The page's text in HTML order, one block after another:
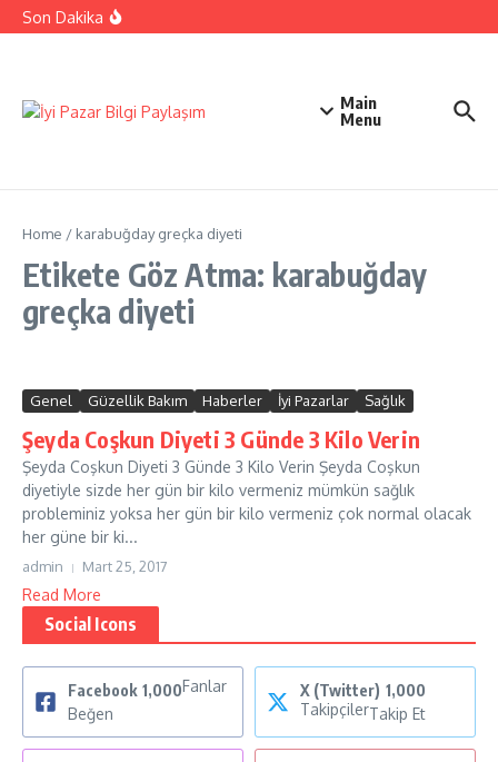
İçeriğe atla
Son Dakika
Kıbrıs Barış Harekatı Nasıl Yapıldı
Main
Menu
Home / karabuğday greçka diyeti
Etikete Göz Atma: karabuğday
greçka diyeti
Genel Güzellik Bakım Haberler İyi Pazarlar Sağlık
Şeyda Coşkun Diyeti 3 Günde 3 Kilo Verin
Şeyda Coşkun Diyeti 3 Günde 3 Kilo Verin Şeyda Coşkun
diyetiyle sizde her gün bir kilo vermeniz mümkün sağlık
probleminiz yoksa her gün bir kilo vermeniz çok normal olacak
her güne bir ki...
admin Mart 25, 2017
Read More
Social Icons
Facebook 1,000Fanlar
Beğen
X (Twitter) 1,000
TakipçilerTakip Et